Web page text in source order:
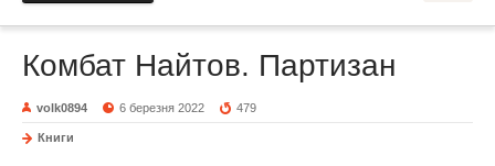
Комбат Найтов. Партизан
volk0894 6 березня 2022 479
Книги